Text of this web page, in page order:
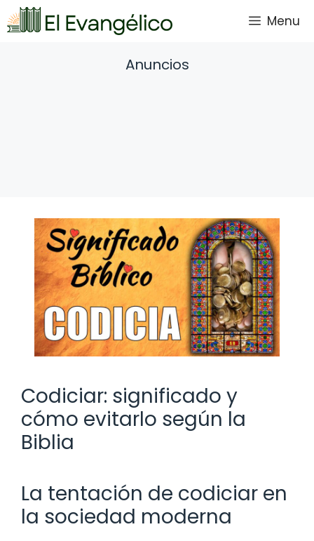
Saltar
al
Menu
Anuncios
Codiciar: significado y
cómo evitarlo según la
Biblia
La tentación de codiciar en
la sociedad moderna